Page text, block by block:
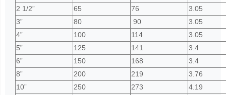
2 1/2”
65 76
3.05
3”
80 90
3.05
4”
100 114
3.05
5”
125 141
3.4
6”
150 168
3.4
8”
200 219
3.76
10”
250 273
4.19